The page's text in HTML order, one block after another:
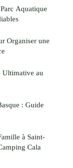
Aquatique
Organiser une
Ultimative au
: Guide
à Saint-
Cala